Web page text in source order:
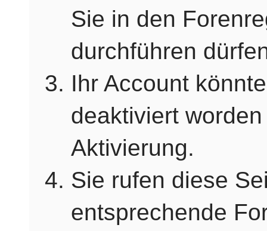
Sie in den
durchführen
Ihr Account
deaktiviert
Aktivierung.
Sie rufen diese
entsprechende